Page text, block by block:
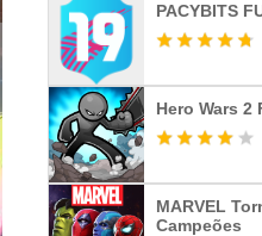
PACYBITS
Hero Wars
MARVEL
Campeões